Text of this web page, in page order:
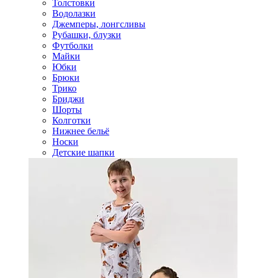
Толстовки
Водолазки
Джемперы, лонгсливы
Рубашки, блузки
Футболки
Майки
Юбки
Брюки
Трико
Бриджи
Шорты
Колготки
Нижнее бельё
Носки
Детские шапки